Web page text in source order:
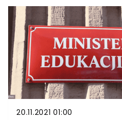
placówek, które przeszły
mieszaną.Minister
konferencji prasowej,
listopada, ocenił, że
związana z pandemią
niebezpieczna. Można to
statystykach,
szkół.
20.11.2021 01:00